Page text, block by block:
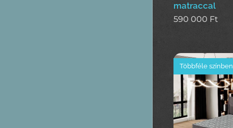
matraccal
590 000 Ft
Többféle színben